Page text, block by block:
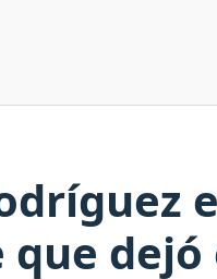
dejó